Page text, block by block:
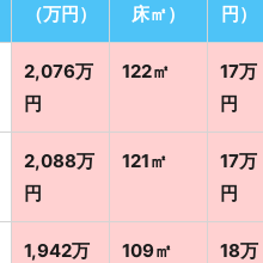
（万円）
床㎡）
円）
2,076万
円
122㎡
17万
円
2,088万
円
121㎡
17万
円
1,942万
109㎡
18万